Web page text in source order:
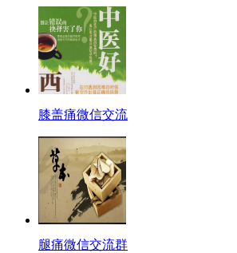
膝盖痛微信交流
腿痛微信交流群